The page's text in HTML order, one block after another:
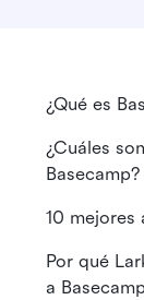
¿Qué es
¿Cuáles
Basecamp?
10 mejores
Por qué
a